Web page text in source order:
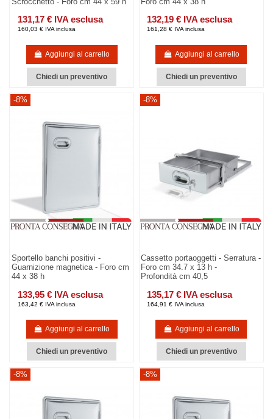
131,17 € IVA esclusa
160,03 € IVA inclusa
Aggiungi al carrello
Chiedi un preventivo
132,19 € IVA esclusa
161,28 € IVA inclusa
Aggiungi al carrello
Chiedi un preventivo
-8%
Sportello banchi positivi -
Guarnizione magnetica - Foro cm
44 x 38 h
133,95 € IVA esclusa
163,42 € IVA inclusa
Aggiungi al carrello
Chiedi un preventivo
-8%
Cassetto portaoggetti - Serratura -
Foro cm 34.7 x 13 h -
Profondità cm 40,5
135,17 € IVA esclusa
164,91 € IVA inclusa
Aggiungi al carrello
Chiedi un preventivo
-8% -8%